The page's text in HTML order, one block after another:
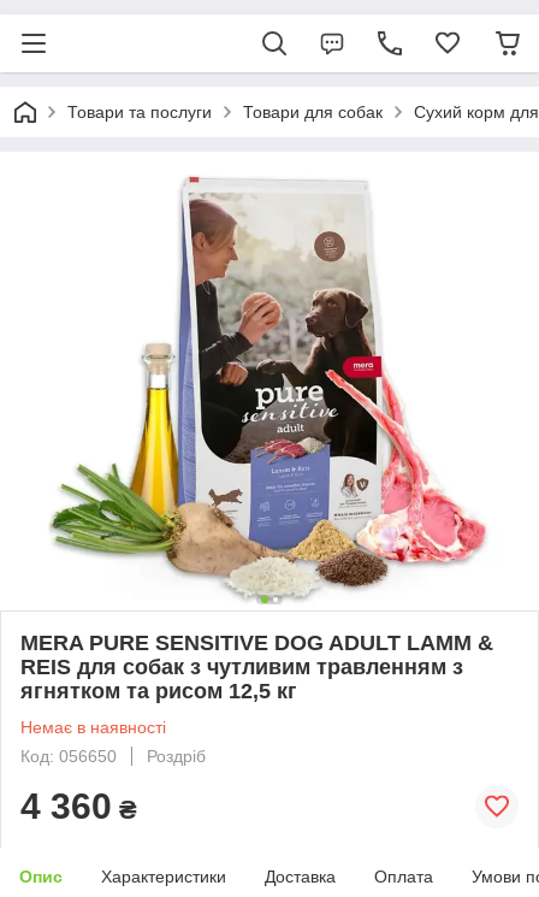
Товари та послуги Товари для собак Сухий корм
MERA PURE SENSITIVE DOG ADULT LAMM &
REIS для собак з чутливим травленням з
ягнятком та рисом 12,5 кг
Немає в наявності
Код: 056650
Роздріб
4 360 ₴
Опис Характеристики Доставка Оплата Умови